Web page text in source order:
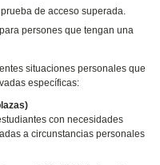
de acceso superada.
persones que tengan una
situaciones personales que
específicas:
con necesidades
a circunstancias personales